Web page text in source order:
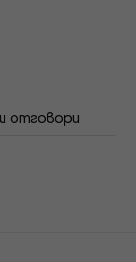
отговори